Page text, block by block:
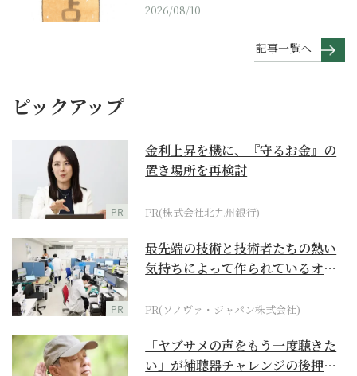
2026/08/10
記事一覧へ
ピックアップ
PR
金利上昇を機に、『守るお金』の
置き場所を再検討
PR(株式会社北九州銀行)
PR
最先端の技術と技術者たちの熱い
気持ちによって作られているオー
PR(ソノヴァ・ジャパン株式会社)
「ヤブサメの声をもう一度聴きた
い」が補聴器チャレンジの後押し